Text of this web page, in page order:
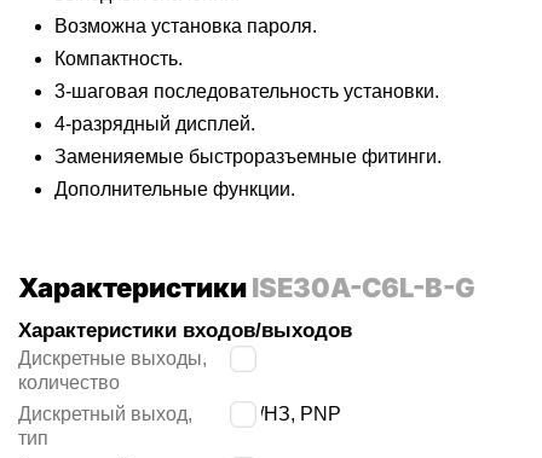
Возможна установка пароля.
Компактность.
3-шаговая последовательность установки.
4-разрядный дисплей.
Заменияемые быстроразъемные фитинги.
Дополнительные функции.
ХарактеристикиISE30A-C6L-B-G
Характеристики входов/выходов
Дискретные выходы,
количество
Дискретный выход,
тип
НО/НЗ, PNP